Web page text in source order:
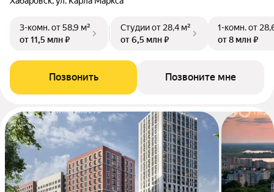
3-комн.от 58,9 м²
от 11,5 млн ₽
Студииот 28,4 м²
от 6,5 млн ₽
1-комн.от
от 8 млн ₽
Позвонить Позвоните мне